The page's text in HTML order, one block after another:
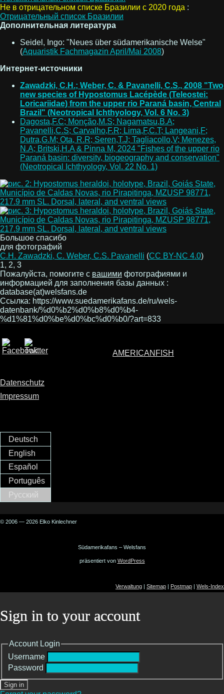
Не в отрицательном списке Бразилии с 2020 года :
Отрицательный список Бразилии
Дополнительная литература
Seidel, Ingo: "Neues über südamerikanische Welse"
(Aquaristik Fachmagazin April/Mai 2008)
Интернет-источники
Zawadzki, C.H.; Weber, C. & Pavanelli, C.S., 2008 "Two
new species of Hypostomus Lacépède (Teleostei:
Loricariidae) from the upper rio Paraná basin, Central
Brazil" (Neotropical Ichthyology, Vol. 6 No. 3)
Dagosta,F.C; Monção,M.S; Nagamatsu,B.A;
Pavanelli,C.S; Carvalho,F.R; Lima,F,C.T; Langeani,F;
Dutra,G.M; Ota, R.R; Seren,T.J; Tagliacollo,V; Menezes,
N.A; Britski,H.A & Pinna M, 2024 "Fishes of the upper rio
Paraná basin: diversity, biogeography and conservation"
(Neotropical Ichthyology, Vol. 22 No. 1)
Большое спасибо
для фотографий
C.H. Zawadzki, C. Weber, C.S. Pavanelli (CC BY-NC 4.0)
1, 2, 3
Пожалуйста, помогите с вашими фотографиями и
информацией для заполнения базы данных :
database(at)welsfans.de
Ссылка: https://www.suedamerikafans.de/ru/wels-
datenbank/%d0%b2%d0%b8%d0%b4-
%d1%81%d0%be%d0%bc%d0%b0/?art=833
AMERICANFISH
Datenschutz
Impressum
Deutsch
English
Español
Português
Русский
© 2006 — 2026 Elko Kinlechner
Südamerikafans – Welsfans
präsentiert von WordPress
Verwaltung | Sitemap | Postmap | Wels-Index
Sign in to your account
Account Login
Username
Password
Sign in